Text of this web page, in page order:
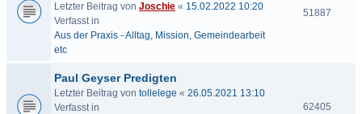
Letzter Beitrag von Joschie « 15.02.2022 10:20
Verfasst in
Aus der Praxis - Alltag, Mission, Gemeindearbeit
etc
51887
Paul Geyser Predigten
Letzter Beitrag von tollelege « 26.05.2021 13:10
Verfasst in
62405